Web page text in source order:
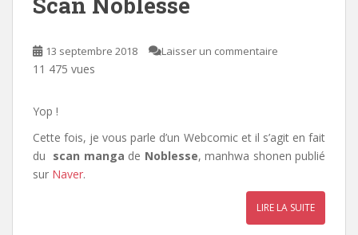
13 septembre 2018 Laisser un commentaire
11 475 vues
Yop !
Cette fois, je vous parle d’un Webcomic et il s’agit en fait
du scan manga de Noblesse, manhwa shonen publié
sur Naver.
LIRE LA SUITE